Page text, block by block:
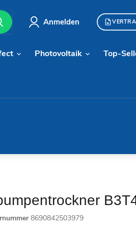
Anmelden
Photovoltaik Top-
8690842503979